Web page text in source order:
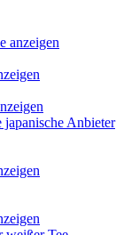
anzeigen
japanische Anbieter